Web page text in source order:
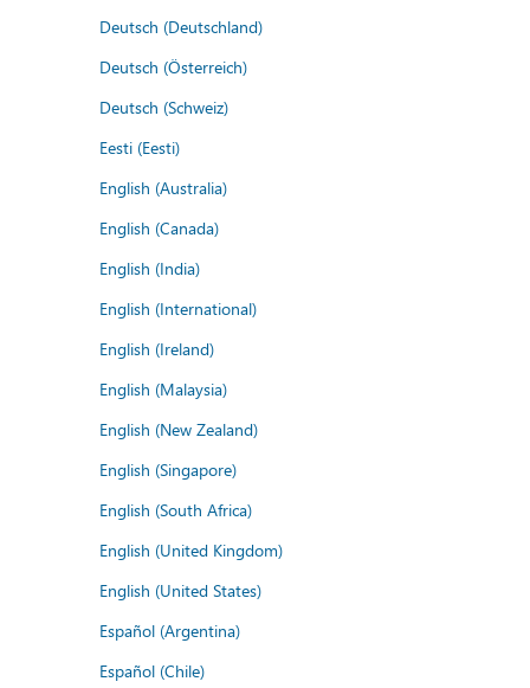
Deutsch (Deutschland)
Deutsch (Österreich)
Deutsch (Schweiz)
Eesti (Eesti)
English (Australia)
English (Canada)
English (India)
English (International)
English (Ireland)
English (Malaysia)
English (New Zealand)
English (Singapore)
English (South Africa)
English (United Kingdom)
English (United States)
Español (Argentina)
Español (Chile)